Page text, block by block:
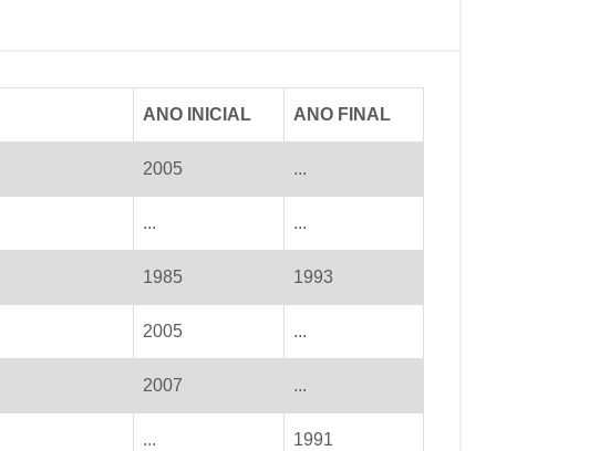
ANO INICIAL ANO FINAL
2005 ...
... ...
1985 1993
2005 ...
2007 ...
... 1991